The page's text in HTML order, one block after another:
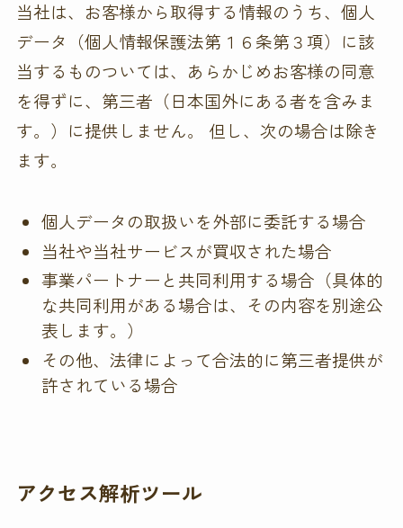
当社は、お客様から取得する情報のうち、個人
データ（個人情報保護法第１６条第３項）に該
当するものついては、あらかじめお客様の同意
を得ずに、第三者（日本国外にある者を含みま
す。）に提供しません。 但し、次の場合は除き
ます。
個人データの取扱いを外部に委託する場合
当社や当社サービスが買収された場合
事業パートナーと共同利用する場合（具体的
な共同利用がある場合は、その内容を別途公
表します。）
その他、法律によって合法的に第三者提供が
許されている場合
アクセス解析ツール